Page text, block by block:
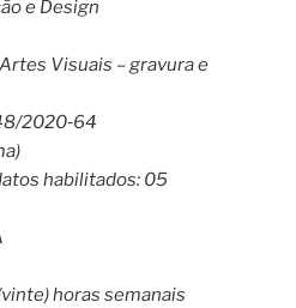
e Design
Visuais – gravura e
2020‐64
habilitados: 05
horas semanais